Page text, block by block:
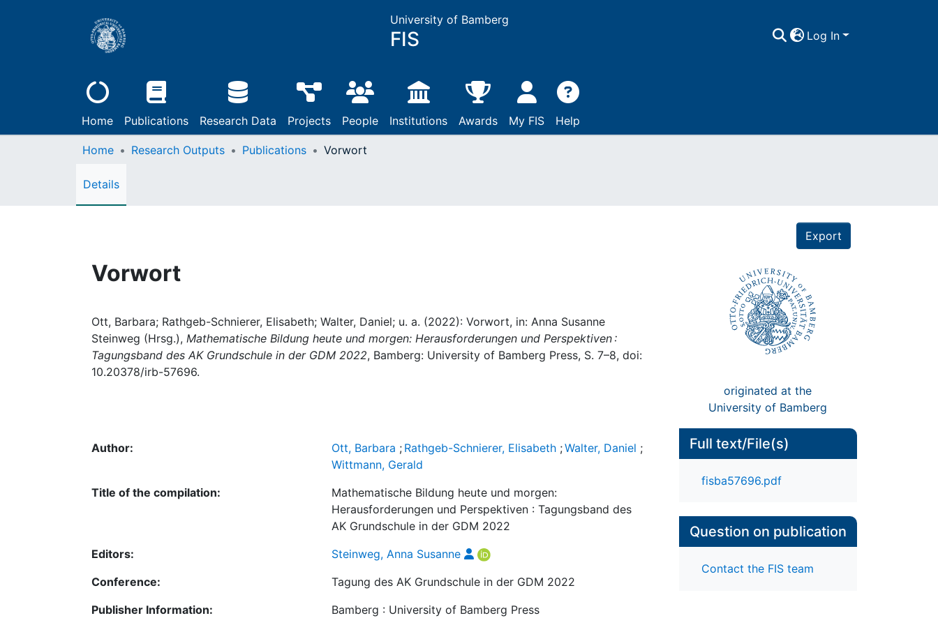
University of Bamberg
FIS Log In
Home Publications Research Data Projects People Institutions Awards My FIS Help
Home Research Outputs Publications Vorwort
Details
Export
Vorwort
Ott, Barbara; Rathgeb-Schnierer, Elisabeth; Walter, Daniel; u. a. (2022): Vorwort, in: Anna Susanne
Steinweg (Hrsg.), Mathematische Bildung heute und morgen: Herausforderungen und Perspektiven :
Tagungsband des AK Grundschule in der GDM 2022, Bamberg: University of Bamberg Press, S. 7–8, doi:
10.20378/irb-57696.
originated at the
University of Bamberg
Author: Ott, Barbara ; Rathgeb-Schnierer, Elisabeth ;Walter, Daniel ;
Wittmann, Gerald
Title of the compilation:
Mathematische Bildung heute und morgen:
Herausforderungen und Perspektiven : Tagungsband des
AK Grundschule in der GDM 2022
Editors:
Steinweg, Anna Susanne
Conference:
Tagung des AK Grundschule in der GDM 2022
Publisher Information:
Bamberg : University of Bamberg Press
Full text/File(s)
fisba57696.pdf
Question on publication
Contact the FIS team